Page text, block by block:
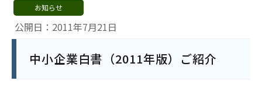
公開日：2011年7月21日
お知らせ
中小企業白書（2011年版）ご紹介